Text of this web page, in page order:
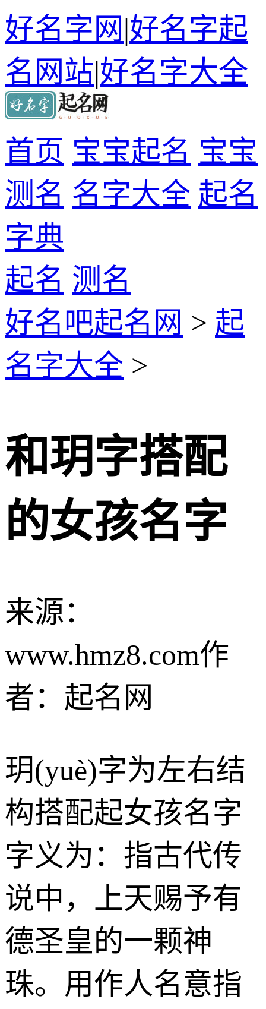
好名字网|好名字起
名网站|好名字大全
首页 宝宝起名 宝宝
测名 名字大全 起名
字典
起名 测名
好名吧起名网 > 起
名字大全 >
和玥字搭配
的女孩名字
来源：
www.hmz8.com作
者：起名网
玥(yuè)字为左右结
构搭配起女孩名字
字义为：指古代传
说中，上天赐予有
德圣皇的一颗神
珠。用作人名意指